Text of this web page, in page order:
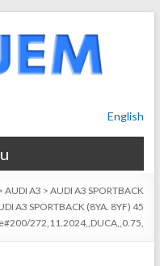
English
AUDI A3 >AUDI A3 SPORTBACK
A3 SPORTBACK (8YA. 8YF) 45
272,11.2024,,DUCA,,0.75,